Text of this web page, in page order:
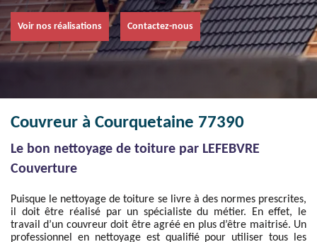
Voir nos réalisations Contactez-nous
Couvreur à Courquetaine 77390
Le bon nettoyage de toiture par LEFEBVRE
Couverture
Puisque le nettoyage de toiture se livre à des normes prescrites,
il doit être réalisé par un spécialiste du métier. En effet, le
travail d’un couvreur doit être agréé en plus d’être maitrisé. Un
professionnel en nettoyage est qualifié pour utiliser tous les